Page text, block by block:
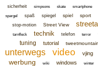
sicherheit simpsons skate smartphone
spargel spaß spiegel spiel sport
stop-motion Street View
tarnfleck technik telefon terror
tuning tutorial tweetmountain
unterwegs video vjing
werbung wiki windows winter